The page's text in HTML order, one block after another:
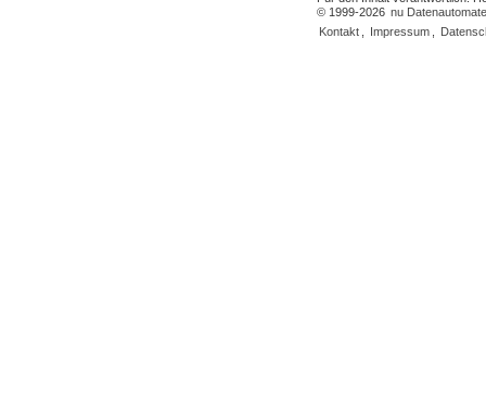
© 1999-2026 nu
Kontakt
Impressum